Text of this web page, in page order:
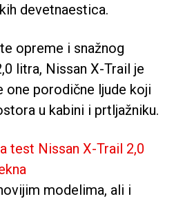
devetnaestica.
opreme i snažnog
litra, Nissan X-Trail je
one porodične ljude koji
u kabini i prtljažniku.
modelima, ali i